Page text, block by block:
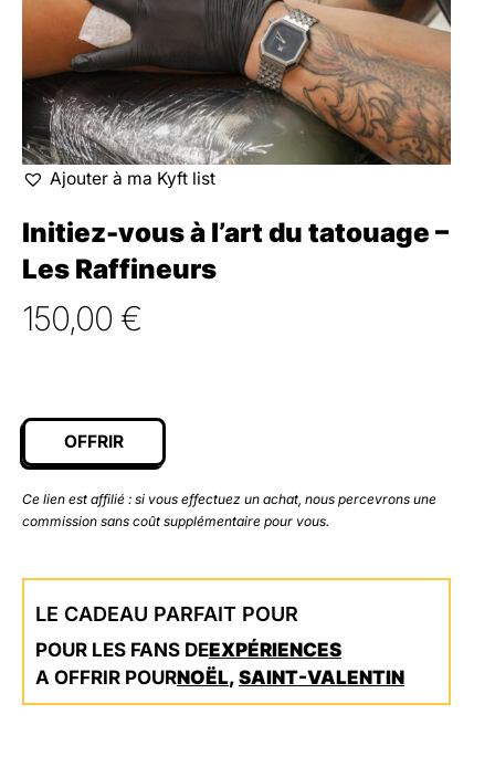
Ajouter à ma Kyft list
Initiez-vous à l’art du tatouage –
Les Raffineurs
150,00 €
OFFRIR
Ce lien est affilié : si vous effectuez un achat, nous percevrons une
commission sans coût supplémentaire pour vous.
LE CADEAU PARFAIT POUR
POUR LES FANS DEEXPÉRIENCES
A OFFRIR POURNOËL, SAINT-VALENTIN